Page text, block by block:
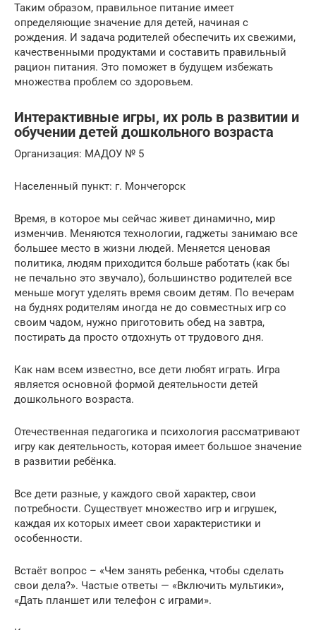
Таким образом, правильное питание имеет
определяющие значение для детей, начиная с
рождения. И задача родителей обеспечить их свежими,
качественными продуктами и составить правильный
рацион питания. Это поможет в будущем избежать
множества проблем со здоровьем.
Интерактивные игры, их роль в развитии и
обучении детей дошкольного возраста
Организация: МАДОУ № 5
Населенный пункт: г. Мончегорск
Время, в которое мы сейчас живет динамично, мир
изменчив. Меняются технологии, гаджеты занимаю все
большее место в жизни людей. Меняется ценовая
политика, людям приходится больше работать (как бы
не печально это звучало), большинство родителей все
меньше могут уделять время своим детям. По вечерам
на буднях родителям иногда не до совместных игр со
своим чадом, нужно приготовить обед на завтра,
постирать да просто отдохнуть от трудового дня.
Как нам всем известно, все дети любят играть. Игра
является основной формой деятельности детей
дошкольного возраста.
Отечественная педагогика и психология рассматривают
игру как деятельность, которая имеет большое значение
в развитии ребёнка.
Все дети разные, у каждого свой характер, свои
потребности. Существует множество игр и игрушек,
каждая их которых имеет свои характеристики и
особенности.
Встаёт вопрос – «Чем занять ребенка, чтобы сделать
свои дела?». Частые ответы — «Включить мультики»,
«Дать планшет или телефон с играми».